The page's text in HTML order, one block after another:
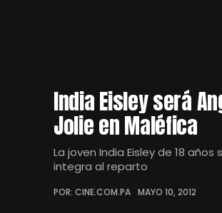
India Eisley será
Jolie en Maléfica
La joven India Eisley de 18 años
integra al reparto
POR: CINE.COM.PA MAYO 10, 2012